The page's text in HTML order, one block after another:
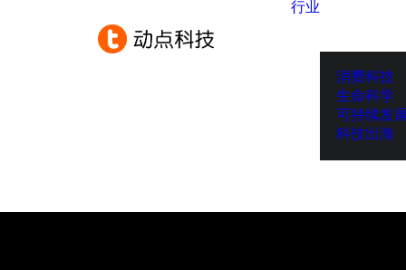
行业
消费科技
生命科学
可持续发
科技出海